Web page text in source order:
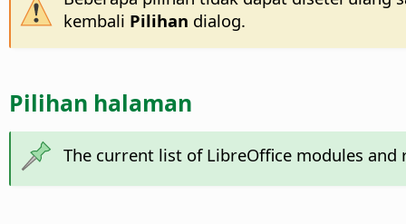
kembali Pilihan dialog.
Pilihan halaman
The current list of LibreOffice modules and